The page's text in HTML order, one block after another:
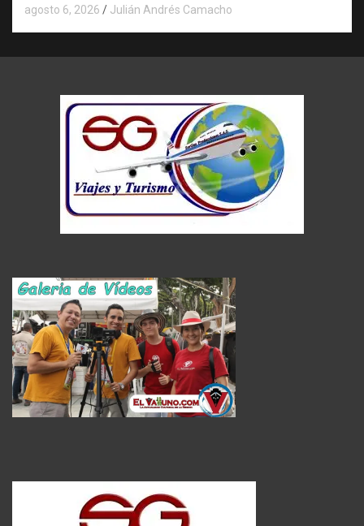
agosto 6, 2026 Julián Andrés Camacho